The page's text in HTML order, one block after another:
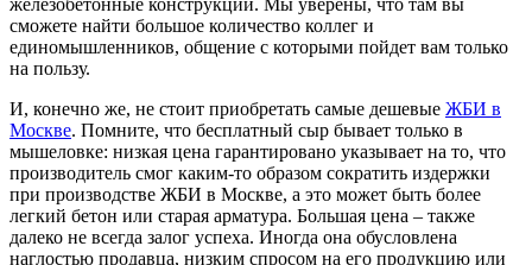
железобетонные конструкции. Мы уверены, что там вы
сможете найти большое количество коллег и
единомышленников, общение с которыми пойдет вам только
на пользу.
И, конечно же, не стоит приобретать самые дешевые ЖБИ в
Москве. Помните, что бесплатный сыр бывает только в
мышеловке: низкая цена гарантировано указывает на то, что
производитель смог каким-то образом сократить издержки
при производстве ЖБИ в Москве, а это может быть более
легкий бетон или старая арматура. Большая цена – также
далеко не всегда залог успеха. Иногда она обусловлена
наглостью продавца, низким спросом на его продукцию или